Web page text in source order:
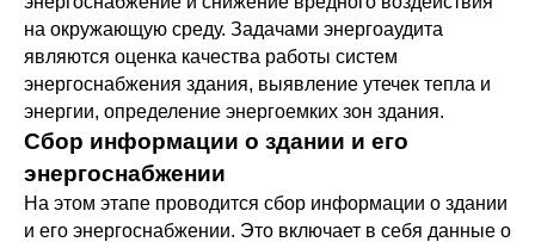
на окружающую среду. Задачами энергоаудита
являются оценка качества работы систем
энергоснабжения здания, выявление утечек тепла и
энергии, определение энергоемких зон здания.
Сбор информации о здании и его
энергоснабжении
На этом этапе проводится сбор информации о здании
и его энергоснабжении. Это включает в себя данные о